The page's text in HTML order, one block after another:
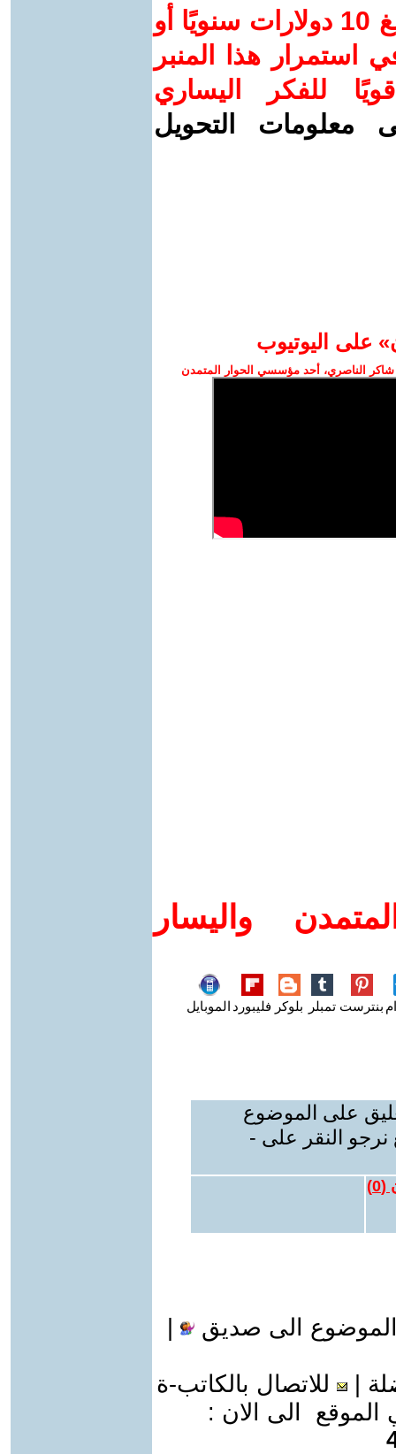
ساهم/ي معنا! بدعمكم بمبلغ 10 دولارات سنويًا أو
استمرار هذا المنبر
للفكر اليساري
معلومات التحويل
على اليوتيوب
الناصري، أحد مؤسسي الحوار المتمدن
واليسار
بنترست تمبلر بلوكر فليبورد الموبايل
على الموضوع
نرجو النقر على -
(
0
)
الى صديق
للاتصال بالكاتب-ة
الى الان :